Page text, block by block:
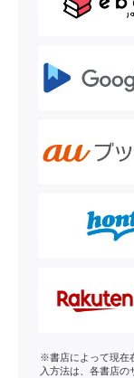
※書店によって現在
入方法は、各書店の